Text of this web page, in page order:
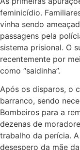
feminicídio.
vinha sendo
passagens pela
sistema prisional. O
recentemente por
como “saidinha”.
Após os disparos, o
barranco, sendo
Bombeiros para a
dezenas de
trabalho da perícia.
desespero da mãe